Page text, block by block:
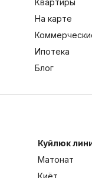
Квартиры
На карте
Ипотека
Блог
Куйлюк
Матонат